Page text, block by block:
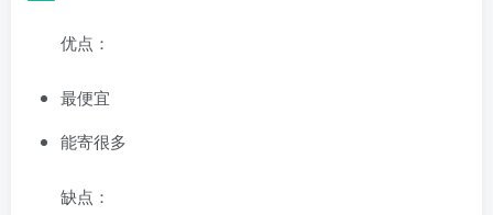
优点：
最便宜
能寄很多
缺点：